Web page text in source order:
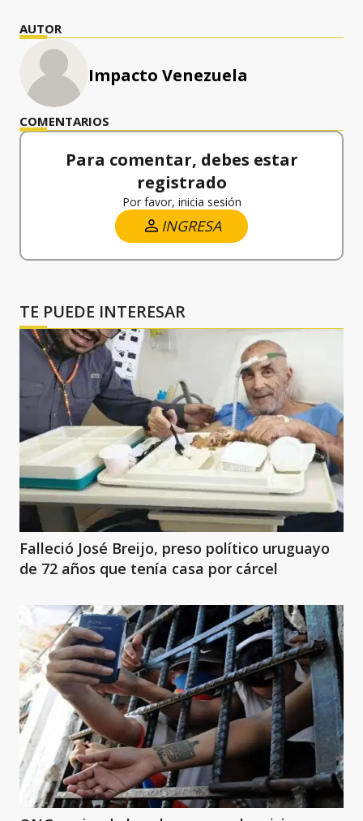
AUTOR
Impacto Venezuela
COMENTARIOS
Para comentar, debes estar
registrado
Por favor, inicia sesión
INGRESA
TE PUEDE INTERESAR
Falleció José Breijo, preso político uruguayo
de 72 años que tenía casa por cárcel